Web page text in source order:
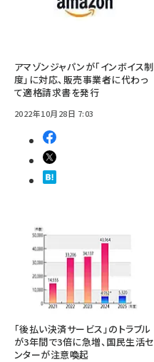
アマゾンジャパンが「インボイス制
度」に対応、販売事業者に代わっ
て適格請求書を発行
2022年10月28日 7:03
「後払い決済サービス」のトラブル
が3年間で3倍に急増、国民生活セ
ンターが注意喚起